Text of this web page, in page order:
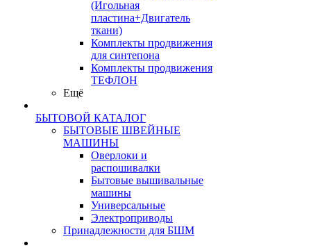
(Игольная
пластина+Двигатель
ткани)
Комплекты продвижения
для синтепона
Комплекты продвижения
ТЕФЛОН
Ещё
БЫТОВОЙ КАТАЛОГ
БЫТОВЫЕ ШВЕЙНЫЕ
МАШИНЫ
Оверлоки и
распошивалки
Бытовые вышивальные
машины
Универсальные
Электроприводы
Принадлежности для БШМ